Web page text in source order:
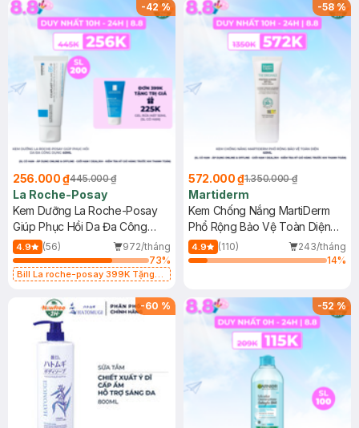
-42%
256.000 ₫445.000 ₫
La Roche-Posay
Kem Dưỡng La Roche-Posay
Giúp Phục Hồi Da Đa Công
Dụng 40ml
4.9 (56)
972/tháng
73%
Bill La roche-posay 399K Tặng
(SL có hạn)
-58%
572.000 ₫1.350.000 ₫
Martiderm
Kem Chống Nắng MartiDerm
Phổ Rộng Bảo Vệ Toàn Diện
40ml
4.9 (110)
243/tháng
14%
-60 % -52%